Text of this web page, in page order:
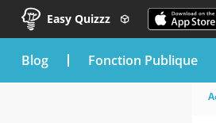
Easy Quizzz
blog Fonction Publique